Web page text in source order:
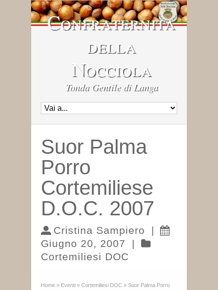
Confraternita
della
Nocciola
Tonda Gentile di Langa
Suor Palma
Porro
Cortemiliese
D.O.C. 2007
Cristina Sampiero
|
Giugno 20, 2007
|
Cortemiliesi DOC
Home » Eventi » Cortemiliesi DOC » Suor Palma Porro